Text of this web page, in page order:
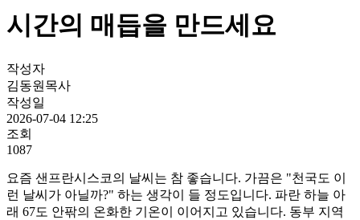
시간의 매듭을 만드세요
작성자
김동원목사
작성일
2026-07-04 12:25
조회
1087
요즘 샌프란시스코의 날씨는 참 좋습니다. 가끔은 "천국도 이
런 날씨가 아닐까?" 하는 생각이 들 정도입니다. 파란 하늘 아
래 67도 안팎의 온화한 기온이 이어지고 있습니다. 동부 지역